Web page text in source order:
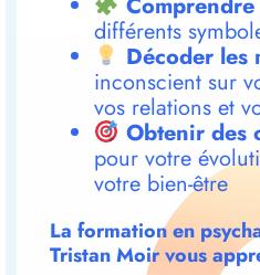
différents
Décoder les
inconscient sur
vos relations et
Obtenir des
pour votre
votre bien-être
La formation en
Tristan Moir vous